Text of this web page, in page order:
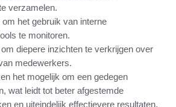
verzamelen.
het gebruik van interne
te monitoren.
diepere inzichten te verkrijgen over
medewerkers.
het mogelijk om een gedegen
wat leidt tot beter afgestemde
en uiteindelijk effectievere resultaten.